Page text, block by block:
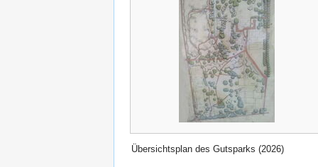
Übersichtsplan des Gutsparks (2026)